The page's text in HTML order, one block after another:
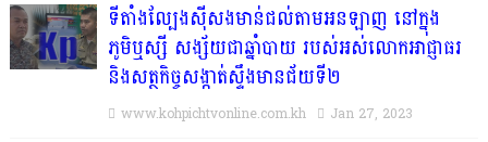
ទីតាំងល្បែងស៊ីសងមាន់ជល់តាមអនឡាញ នៅក្នុង
ភូមិឬស្សី សង្ស័យជាឆ្នាំបាយ របស់អស់លោកអាជ្ញាធរ
និងសត្ថកិច្ចសង្កាត់ស្ទឹងមានជ័យទី២
www.kohpichtvonline.com.kh Jan 27, 2023